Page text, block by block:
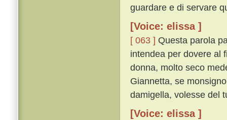
guardare e di servare
[Voice: elissa ]
[ 063 ] Questa parola
intendea per dovere al
donna, molto seco
Giannetta, se
damigella, volesse del
[Voice: elissa ]